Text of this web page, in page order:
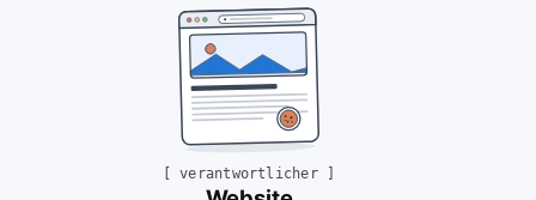
[verantwortlicher]